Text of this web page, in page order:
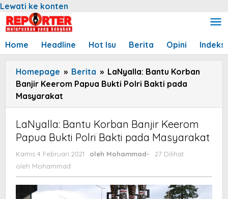
Lewati ke konten
Home Headline Hot Isu Berita Opini Indeks
Homepage » Berita » LaNyalla: Bantu Korban
Banjir Keerom Papua Bukti Polri Bakti pada
Masyarakat
LaNyalla: Bantu Korban Banjir Keerom
Papua Bukti Polri Bakti pada Masyarakat
Kamis 4 Februari 2021 oleh Mohammad-
27 Dilihat
oleh Mohammad